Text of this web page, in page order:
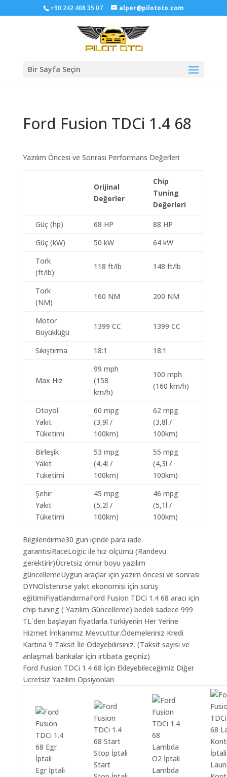
+90 242 408 35 07 alper@pilototo.com
Bir Sayfa Seçin
Ford Fusion TDCi 1.4 68
Yazılım Öncesi ve Sonrası Performans Değerleri
Orijinal
Değerler
Chip
Tuning
Değerleri
Güç (hp) 68 HP
88 HP
Güç (kW)
50 kW
64 kW
Tork
(ft/lb)
118 ft/lb 148 ft/lb
Tork
(NM)
160 NM 200 NM
Motor
Büyüklüğü
1399 CC 1399 CC
Sıkıştırma 18:1 18:1
Max Hız
99 mph
(158
km/h)
100 mph
(160 km/h)
Otoyol
Yakıt
Tüketimi
60 mpg
(3,9l /
100km)
62 mpg
(3,8l /
100km)
Birleşik
Yakıt
Tüketimi
53 mpg
(4,4l /
100km)
55 mpg
(4,3l /
100km)
Şehir
Yakıt
Tüketimi
45 mpg
(5,2l /
100km)
46 mpg
(5,1l /
100km)
Bilgilendirme30 gun içinde para iade
garantisiRaceLogic ile hız ölçümü (Randevu
gerektirir)Ücretsiz ömür boyu yazılım
güncellemeUygun araçlar için yazım öncesi ve sonrası
DYNOİstenirse yakıt ekonomisi için sürüş
eğitimiFiyatlandırmaFord Fusion TDCi 1.4 68 aracı için
chip tuning ( Yazılım Güncelleme) bedeli sadece 999
TL`den başlayan fiyatlarla.Türkiyenin Her Yerine
Hizmet İmkanımız Mevcuttur.Ödemeleriniz Kredi
Kartına 9 Taksit İle Ödeyebilirsiniz. (Taksit sayısı ve
anlaşmalı bankalar için irtibata geçiniz)
Ford Fusion TDCi 1.4 68 İçin Ekleyebileceğimiz Diğer
Ücretsiz Yazılım Opsiyonları
Egr İptali
Start
Lambda